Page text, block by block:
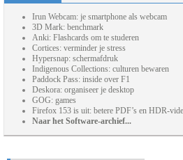
Irun Webcam: je smartphone als webcam
3D Mark: benchmark
Anki: Flashcards om te studeren
Cortices: verminder je stress
Hypersnap: schermafdruk
Indigenous Collections: culturen bewaren
Paddock Pass: inside over F1
Deskora: organiseer je desktop
GOG: games
Firefox 153 is uit: betere PDF’s en HDR-
Naar het Software-archief...